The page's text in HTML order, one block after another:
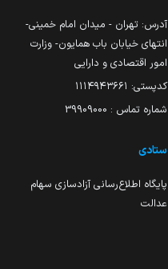
آدرس: تهران - میدان امام خمینی-
انتهای خیابان باب همایون- وزارت
امور اقتصادی و دارایی
کدپستی: ۱۱۱۴۹۴۳۶۶۱
شماره تماس : 39909000
ستادی
پایگاه اطلاع‌رسانی آزادسازی سهام
عدالت